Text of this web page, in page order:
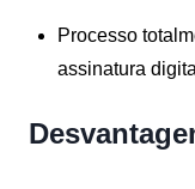
Processo
assinatura